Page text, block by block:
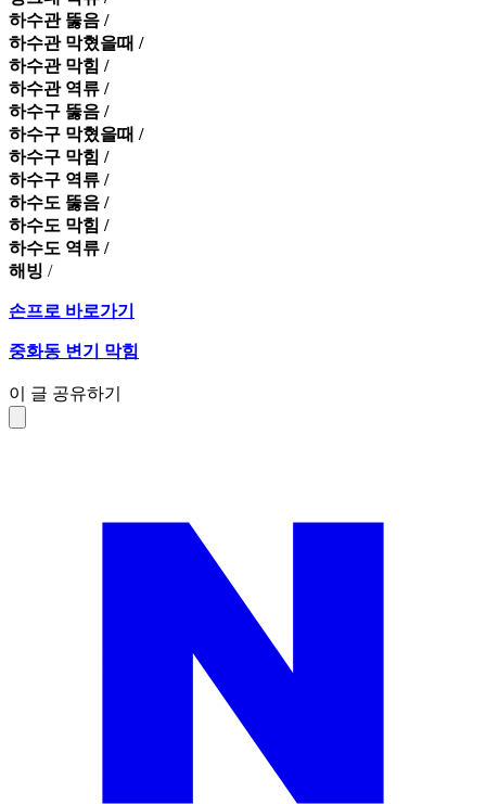
하수관 뚫음 /
하수관 막혔을때 /
하수관 막힘 /
하수관 역류 /
하수구 뚫음 /
하수구 막혔을때 /
하수구 막힘 /
하수구 역류 /
하수도 뚫음 /
하수도 막힘 /
하수도 역류 /
해빙 /
손프로 바로가기
중화동 변기 막힘
이 글 공유하기